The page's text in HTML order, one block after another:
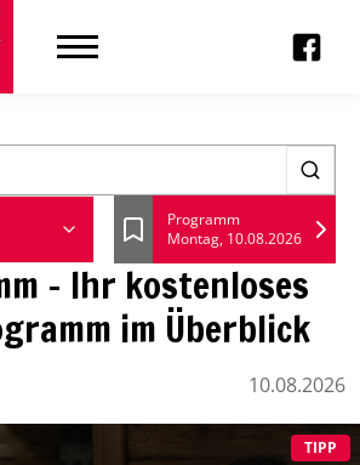
Lesezeichen
Programm
Montag, 10.08.2026
- Ihr kostenloses
im Überblick
10.08.2026
TIPP